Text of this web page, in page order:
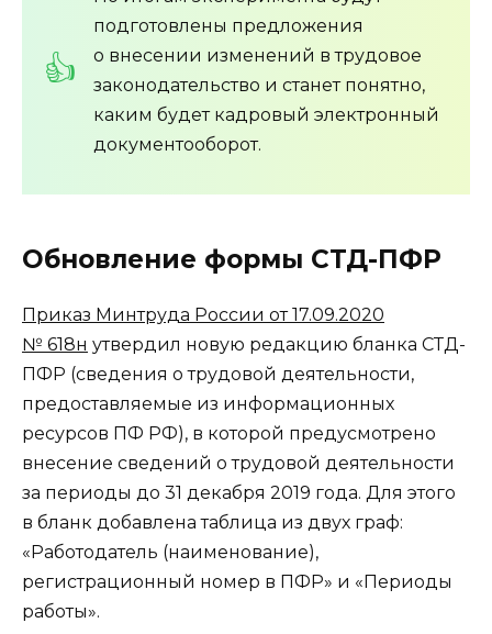
подготовлены предложения
о внесении изменений в трудовое
законодательство и станет понятно,
каким будет кадровый электронный
документооборот.
Обновление формы СТД-ПФР
Приказ Минтруда России от 17.09.2020
№ 618н утвердил новую редакцию бланка СТД-
ПФР (сведения о трудовой деятельности,
предоставляемые из информационных
ресурсов ПФ РФ), в которой предусмотрено
внесение сведений о трудовой деятельности
за периоды до 31 декабря 2019 года. Для этого
в бланк добавлена таблица из двух граф:
«Работодатель (наименование),
регистрационный номер в ПФР» и «Периоды
работы».